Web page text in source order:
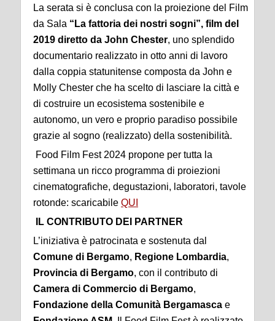
La serata si è conclusa con la proiezione del Film
da Sala “La fattoria dei nostri sogni”, film del
2019 diretto da John Chester, uno splendido
documentario realizzato in otto anni di lavoro
dalla coppia statunitense composta da John e
Molly Chester che ha scelto di lasciare la città e
di costruire un ecosistema sostenibile e
autonomo, un vero e proprio paradiso possibile
grazie al sogno (realizzato) della sostenibilità.
Food Film Fest 2024 propone per tutta la
settimana un ricco programma di proiezioni
cinematografiche, degustazioni, laboratori, tavole
rotonde: scaricabile QUI
IL CONTRIBUTO DEI PARTNER
L’iniziativa è patrocinata e sostenuta dal
Comune di Bergamo, Regione Lombardia,
Provincia di Bergamo, con il contributo di
Camera di Commercio di Bergamo,
Fondazione della Comunità Bergamasca e